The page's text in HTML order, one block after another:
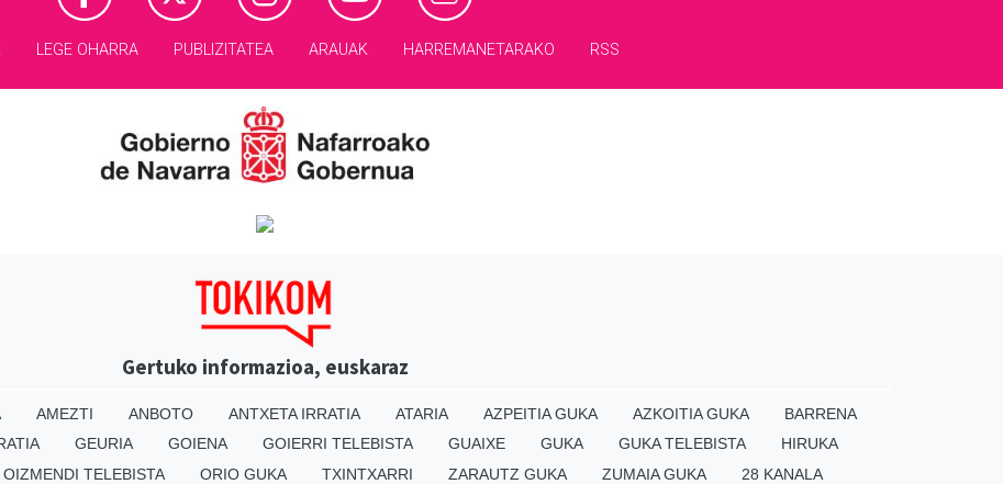
LEGE OHARRA PUBLIZITATEA ARAUAK HARREMANETARAKO RSS
Gertuko informazioa, euskaraz
AMEZTI ANBOTO ANTXETA IRRATIA ATARIA AZPEITIA GUKA AZKOITIA GUKA
BARRENA
GEURIA GOIENA GOIERRI TELEBISTA GUAIXE GUKA GUKA TELEBISTA
HIRUKA
OIZMENDI TELEBISTA ORIO GUKA TXINTXARRI ZARAUTZ GUKA ZUMAIA GUKA 28 KANALA